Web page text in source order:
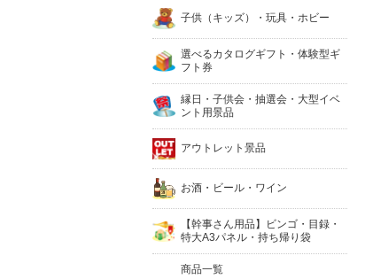
子供（キッズ）・玩具・ホビー
選べるカタログギフト・体験型ギ
フト券
縁日・子供会・抽選会・大型イベ
ント用景品
アウトレット景品
お酒・ビール・ワイン
【幹事さん用品】ビンゴ・目録・
特大A3パネル・持ち帰り袋
商品一覧